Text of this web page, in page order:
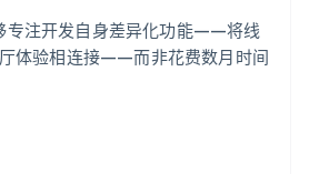
专注开发自身差异化功能——将线
厅体验相连接——而非花费数月时间